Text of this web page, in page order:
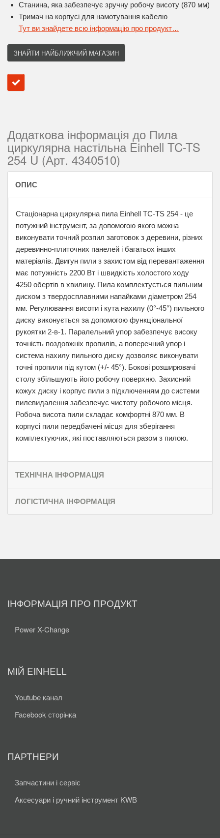
Станина, яка забезпечує зручну робочу висоту (870 мм)
Тримач на корпусі для намотування кабелю
Тут ви знайдете всю інформацію про продукт…
ЗНАЙТИ НАЙБЛИЖЧИЙ МАГАЗИН
Додаткова інформація до Пила
циркулярна настільна Einhell TC-TS
254 U (Арт. 4340510)
ОПИС
Стаціонарна циркулярна пила Einhell TC-TS 254 - це
потужний інструмент, за допомогою якого можна
виконувати точний розпил заготовок з деревини, різних
деревинно-плиточних панелей і багатьох інших
матеріалів. Двигун пили з захистом від перевантаження
має потужність 2200 Вт і швидкість холостого ходу
4250 обертів в хвилину. Пила комплектується пильним
диском з твердосплавними напайками діаметром 254
мм. Регулювання висоти і кута нахилу (0°-45°) пильного
диску виконується за допомогою функціональної
рукоятки 2-в-1. Паралельний упор забезпечує високу
точність поздовжніх пропилів, а поперечний упор і
система нахилу пильного диску дозволяє виконувати
точні пропили під кутом (+/- 45°). Бокові розширювачі
столу збільшують його робочу поверхню. Захисний
кожух диску і корпус пили з підключенням до системи
пилевидалення забезпечує чистоту робочого місця.
Робоча висота пили складає комфортні 870 мм. В
корпусі пили передбачені місця для зберігання
комплектуючих, які поставляються разом з пилою.
ТЕХНІЧНА ІНФОРМАЦІЯ
ЛОГІСТИЧНА ІНФОРМАЦІЯ
ІНФОРМАЦІЯ ПРО ПРОДУКТ
Power X-Change
МІЙ EINHELL
Youtube канал
Facebook сторінка
ПАРТНЕРИ
Запчастини і сервіс
Аксесуари і ручний інструмент KWB